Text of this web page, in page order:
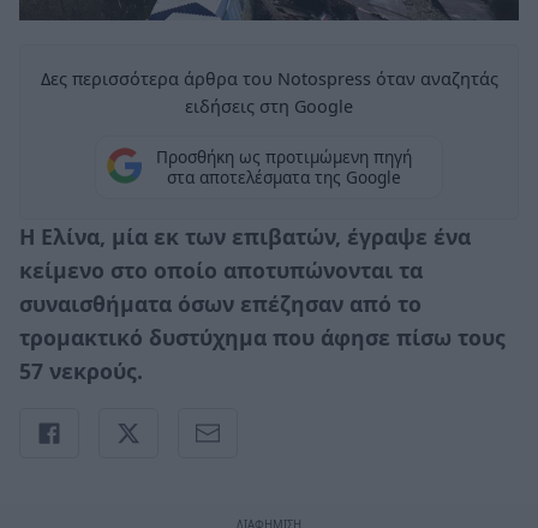
Δες περισσότερα άρθρα του Notospress όταν αναζητάς
ειδήσεις στη Google
Προσθήκη ως προτιμώμενη πηγή
στα αποτελέσματα της Google
Η Ελίνα, μία εκ των επιβατών, έγραψε ένα
κείμενο στο οποίο αποτυπώνονται τα
συναισθήματα όσων επέζησαν από το
τρομακτικό δυστύχημα που άφησε πίσω τους
57 νεκρούς.